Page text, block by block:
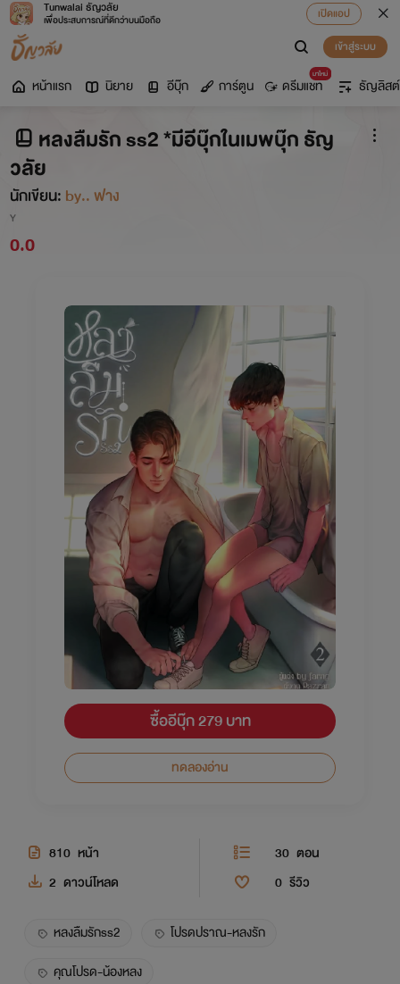
Tunwalai ธัญวลัย
เพื่อประสบการณ์ที่ดีกว่าบนมือถือ
เปิดแอป
เข้าสู่ระบบ
หน้าแรก นิยาย อีบุ๊ก การ์ตูน
มาใหม่
ดรีมแชท ธัญลิสต์
หลงลืมรัก ss2 *มีอีบุ๊กในเมพบุ๊ก ธัญ
วลัย
นักเขียน: by.. ฟาง
Y
0.0
ซื้ออีบุ๊ก 279 บาท
ทดลองอ่าน
810 หน้า 30 ตอน
2 ดาวน์โหลด 0 รีวิว
หลงลืมรักss2
โปรดปราณ-หลงรัก
คุณโปรด-น้องหลง